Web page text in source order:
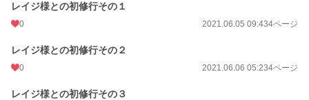
レイジ様との初修行その１
0 2021.06.05 09:434ページ
レイジ様との初修行その２
0 2021.06.06 05:234ページ
レイジ様との初修行その３